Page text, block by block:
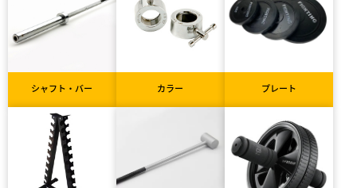
シャフト・バー カラー プレート